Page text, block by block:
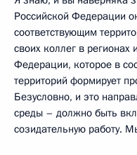
Российской Федерации
соответствующим
своих коллег в регионах
Федерации, которое в
территорий формирует
Безусловно, и это
среды – должно быть
созидательную работу.